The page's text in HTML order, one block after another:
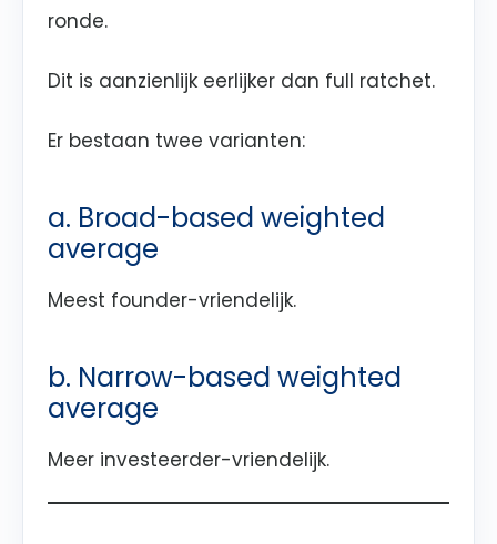
ronde.
Dit is aanzienlijk eerlijker dan full ratchet.
Er bestaan twee varianten:
a. Broad-based weighted
average
Meest founder-vriendelijk.
b. Narrow-based weighted
average
Meer investeerder-vriendelijk.